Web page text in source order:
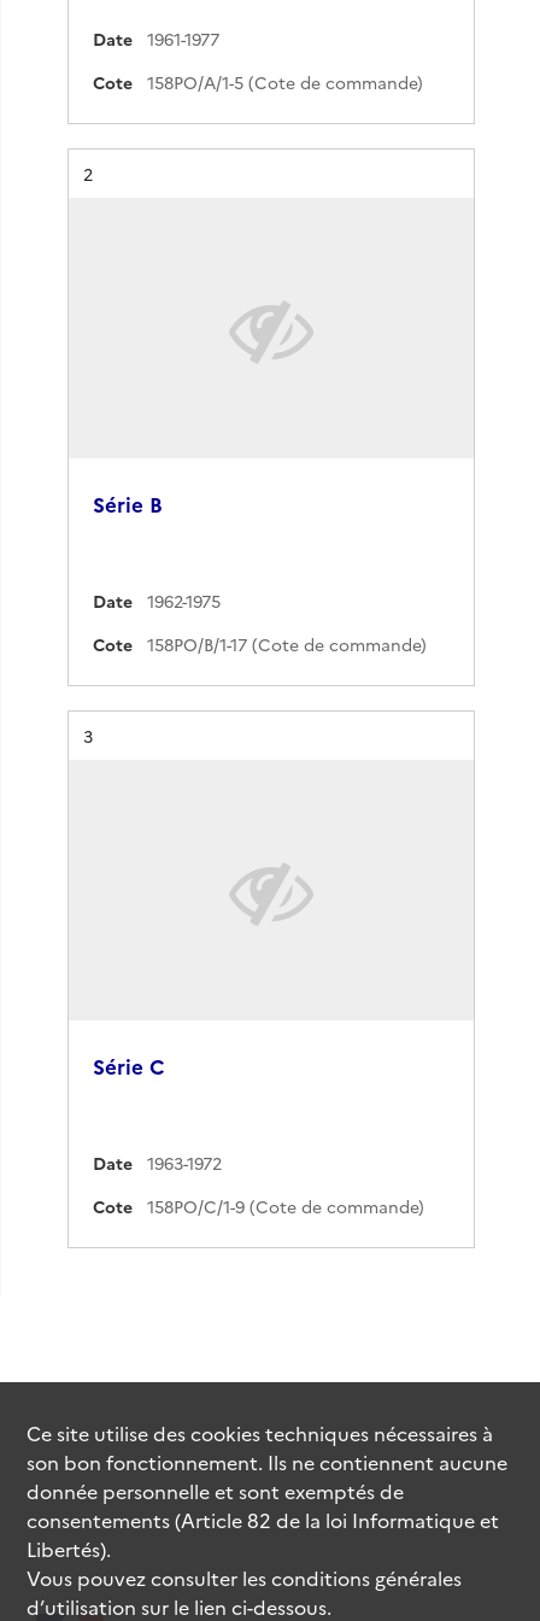
Date
1961-1977
Cote
158PO/A/1-5 (Cote de commande)
Résultat n°
2
Série B
Date
1962-1975
Cote
158PO/B/1-17 (Cote de commande)
Résultat n°
3
Série C
Date
1963-1972
Cote
158PO/C/1-9 (Cote de commande)
Ce site utilise descookiestechniques nécessaires à
son bon fonctionnement. Ils ne contiennent aucune
donnée personnelle et sont exemptés de
consentements (Article 82 de la loi Informatique et
Libertés).
Vous pouvez consulter les conditions générales
d’utilisation sur le lien ci-dessous.